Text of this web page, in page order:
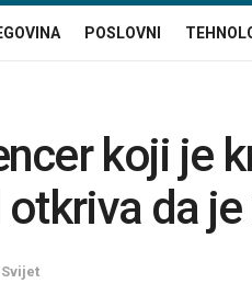
POSLOVNI
koji je
da
Svijet